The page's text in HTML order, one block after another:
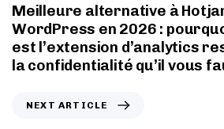
Meilleure alternative à
WordPress en 2026 :
est l’extension d’analytics
la confidentialité qu’il vous
NEXT ARTICLE